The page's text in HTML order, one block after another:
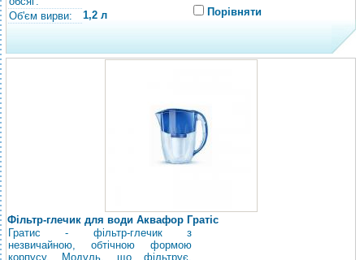
Об'єм вирви:
1,2 л Порівняти
Фільтр-глечик для води Аквафор Гратіс
Гратис - фільтр-глечик з
незвичайною, обтічною формою
корпусу. Модуль, що фільтрує,